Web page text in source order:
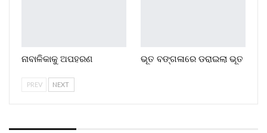
ନାବାଳିକାକୁ ଅପହରଣ ଭୂତ ବଙ୍ଗଳାରେ ଡରାଇଲା ଭୂତ
PREV NEXT